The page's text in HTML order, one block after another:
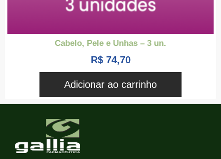
Cabelo, Pele e Unhas – 3 un.
R$74,70
Adicionar ao carrinho